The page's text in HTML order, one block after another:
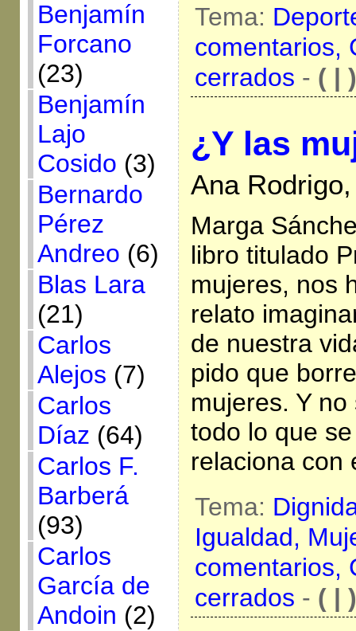
Benjamín
Forcano
(23)
Benjamín
Lajo
Cosido (3)
Bernardo
Pérez
Andreo (6)
Blas Lara
(21)
Carlos
Alejos (7)
Carlos
Díaz (64)
Carlos F.
Barberá
(93)
Carlos
García de
Andoin (2)
Tema:
comentarios,
cerrados - ( | )
¿Y las
Ana
Marga
libro titulado
mujeres, nos
relato
de nuestra
pido que
mujeres. Y
todo lo que
relaciona
Tema:
Igualdad,
comentarios,
cerrados - ( | )